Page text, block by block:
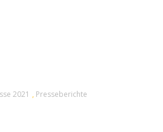
2021 , Presseberichte